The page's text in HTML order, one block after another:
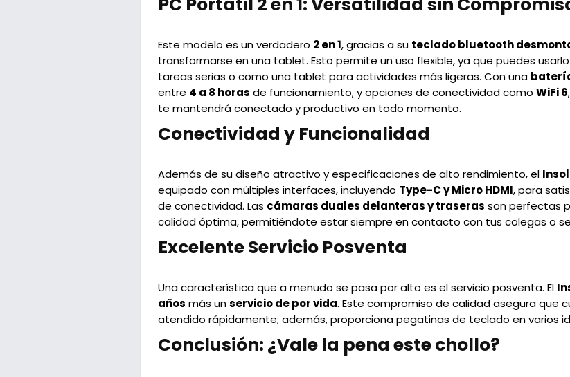
Este modelo es un verdadero 2 en 1, gracias a su teclado bluetooth
transformarse en una tablet. Esto permite un uso flexible, ya que puedes
tareas serias o como una tablet para actividades más ligeras. Con una
entre 4 a 8 horas de funcionamiento, y opciones de conectividad como WiFi 6,
te mantendrá conectado y productivo en todo momento.
Conectividad y Funcionalidad
Además de su diseño atractivo y especificaciones de alto rendimiento, el
equipado con múltiples interfaces, incluyendo Type-C y Micro HDMI, para
de conectividad. Las cámaras duales delanteras y traseras son perfectas
calidad óptima, permitiéndote estar siempre en contacto con tus colegas o
Excelente Servicio Posventa
Una característica que a menudo se pasa por alto es el servicio posventa. El
años más unservicio de por vida. Este compromiso de calidad asegura que
atendido rápidamente; además, proporciona pegatinas de teclado en varios
Conclusión: ¿Vale la pena este chollo?